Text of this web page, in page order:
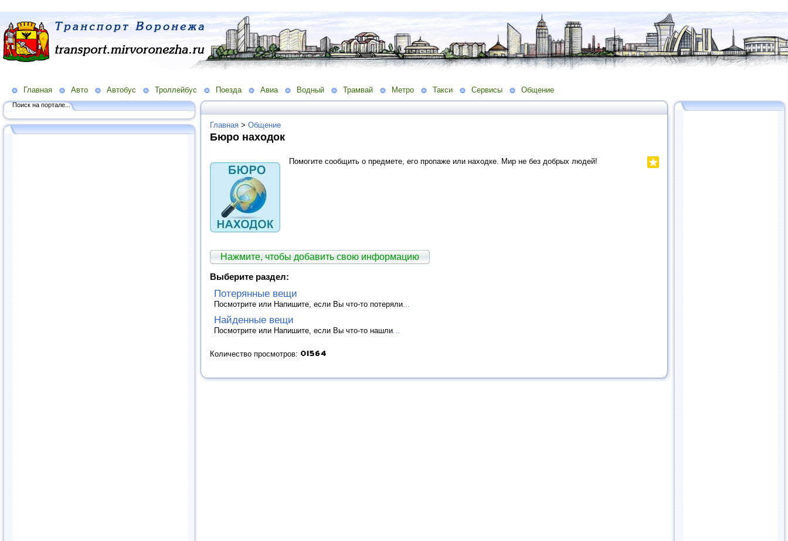
Главная Авто Автобус Троллейбус Поезда Авиа Водный Трамвай Метро Такси Сервисы Общение
Поиск на портале...
Главная > Общение
Бюро находок
Помогите сообщить о предмете, его пропаже или находке. Мир не без добрых людей!
Нажмите, чтобы добавить свою информацию
Выберите раздел:
Потерянные вещи
Посмотрите или Напишите, если Вы что-то потеряли...
Найденные вещи
Посмотрите или Напишите, если Вы что-то нашли...
Количество просмотров: